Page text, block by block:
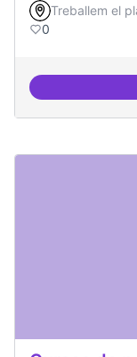
Treballem el
0